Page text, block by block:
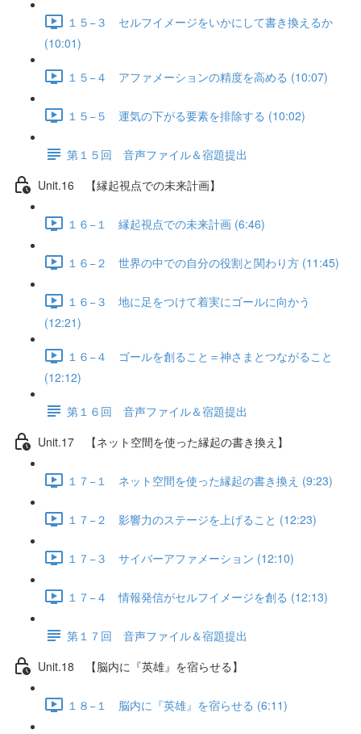
１５−３ セルフイメージをいかにして書き換えるか
(10:01)
１５−４ アファメーションの精度を高める (10:07)
１５−５ 運気の下がる要素を排除する (10:02)
第１５回 音声ファイル＆宿題提出
Unit.16 【縁起視点での未来計画】
１６−１ 縁起視点での未来計画 (6:46)
１６−２ 世界の中での自分の役割と関わり方 (11:45)
１６−３ 地に足をつけて着実にゴールに向かう
(12:21)
１６−４ ゴールを創ること＝神さまとつながること
(12:12)
第１６回 音声ファイル＆宿題提出
Unit.17 【ネット空間を使った縁起の書き換え】
１７−１ ネット空間を使った縁起の書き換え (9:23)
１７−２ 影響力のステージを上げること (12:23)
１７−３ サイバーアファメーション (12:10)
１７−４ 情報発信がセルフイメージを創る (12:13)
第１７回 音声ファイル＆宿題提出
Unit.18 【脳内に『英雄』を宿らせる】
１８−１ 脳内に『英雄』を宿らせる (6:11)